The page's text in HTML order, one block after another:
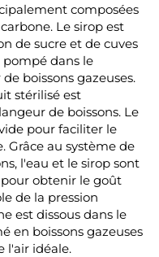
composées
Le sirop est
de sucre et de cuves
pompé dans le
boissons gazeuses.
stérilisé est
de boissons. Le
pour faciliter le
Grâce au système de
l'eau et le sirop sont
obtenir le goût
de la pression
est dissous dans le
en boissons gazeuses
l'air idéale.